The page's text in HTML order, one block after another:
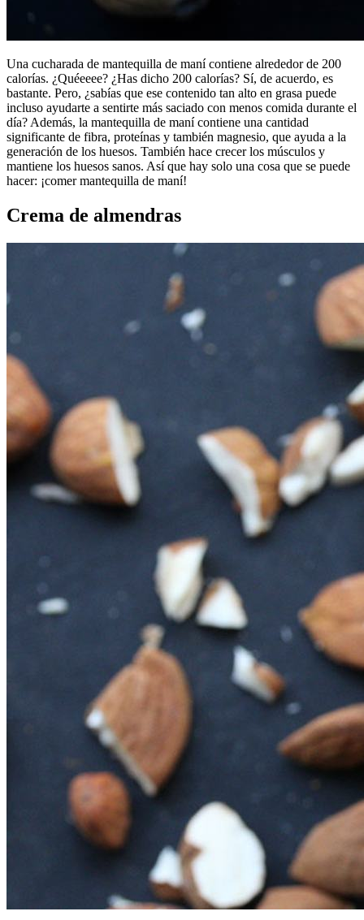
Una cucharada de mantequilla de maní contiene alrededor de 200
calorías. ¿Quéeeee? ¿Has dicho 200 calorías? Sí, de acuerdo, es
bastante. Pero, ¿sabías que ese contenido tan alto en grasa puede
incluso ayudarte a sentirte más saciado con menos comida durante el
día? Además, la mantequilla de maní contiene una cantidad
significante de fibra, proteínas y también magnesio, que ayuda a la
generación de los huesos. También hace crecer los músculos y
mantiene los huesos sanos. Así que hay solo una cosa que se puede
hacer: ¡comer mantequilla de maní!
Crema de almendras